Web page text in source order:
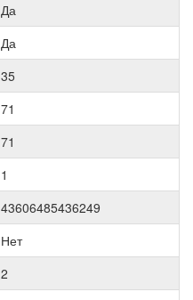
Да
Да
35
71
71
1
43606485436249
Нет
2